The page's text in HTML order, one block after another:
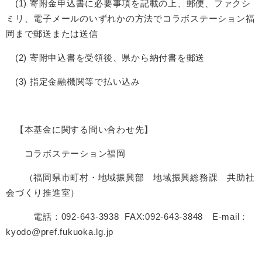
(1) 寄附金申込書に必要事項を記載の上、郵便、ファクシ
ミリ、電子メールのいずれかの方法でコラボステーション福
岡まで郵送または送信
(2) 寄附申込書を受領後、県から納付書を郵送
(3) 指定金融機関等で払い込み
【本基金に関する問い合わせ先】
コラボステーション福岡
（福岡県市町村・地域振興部 地域振興総務課 共助社
会づくり推進室）
電話：092-643-3938 FAX:092-643-3848 E-mail：
kyodo@pref.fukuoka.lg.jp